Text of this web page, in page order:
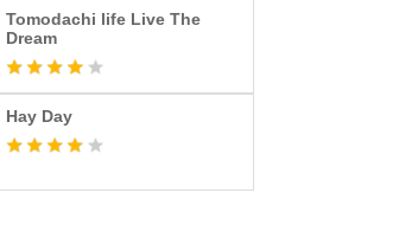
Tomodachi life Live The
Dream
Hay Day